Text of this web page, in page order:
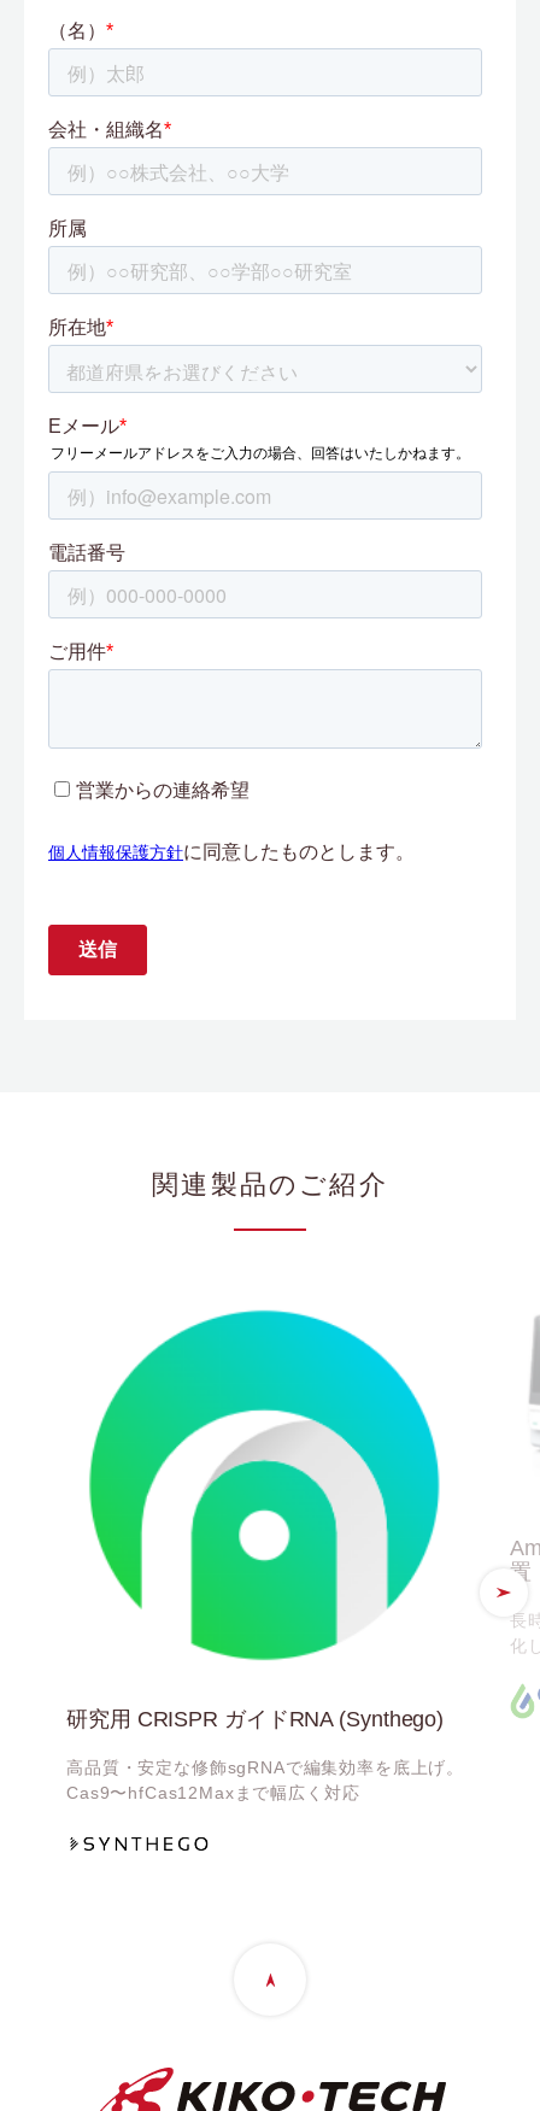
関連製品のご紹介
研究用 CRISPR ガイドRNA (Synthego)
高品質・安定な修飾sgRNAで編集効率を底上げ。
Cas9〜hfCas12Maxまで幅広く対応
置
長
化